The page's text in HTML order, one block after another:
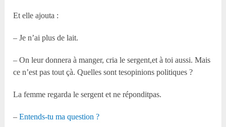
Et elle ajouta :
– Je n’ai plus de lait.
– On leur donnera à manger, cria le sergent,et à toi aussi. Mais
ce n’est pas tout çà. Quelles sont tesopinions politiques ?
La femme regarda le sergent et ne réponditpas.
–Entends-tu ma question ?